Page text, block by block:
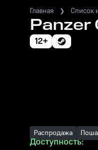
Главная Список
Panzer
12+
Распродажа
Доступность: